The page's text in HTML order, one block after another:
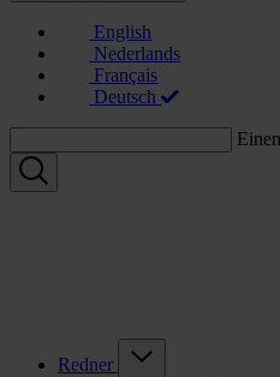
English
Nederlands
Français
Deutsch
Redner